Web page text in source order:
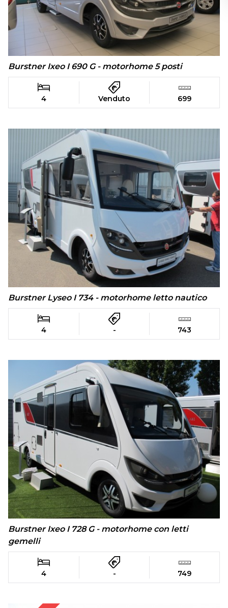
Burstner Ixeo I 690 G - motorhome 5 posti
4 Venduto 699
Burstner Lyseo I 734 - motorhome letto nautico
4 - 743
Burstner Ixeo I 728 G - motorhome con letti
gemelli
4 - 749